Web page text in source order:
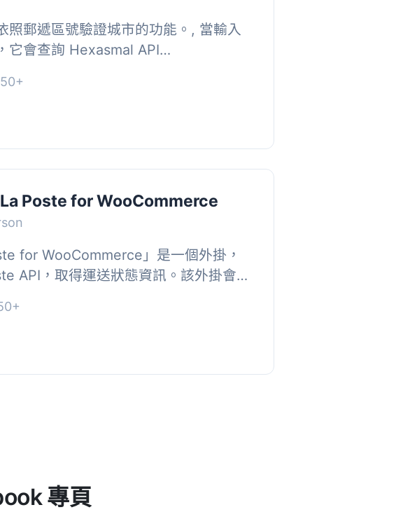
照郵遞區號驗證城市的功能。, 當輸入
它會查詢 Hexasmal API
Poste for WooCommerce
for WooCommerce」是一個外掛，
API，取得運送狀態資訊。該外掛會在
查看訂單」頁面新增一個區...
專頁